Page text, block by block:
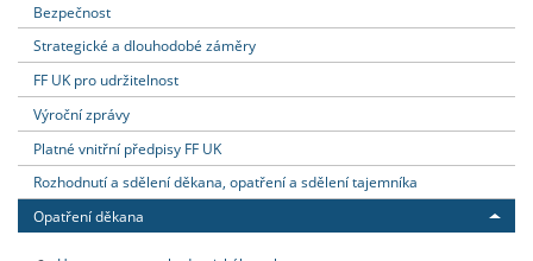
Bezpečnost
Strategické a dlouhodobé záměry
FF UK pro udržitelnost
Výroční zprávy
Platné vnitřní předpisy FF UK
Rozhodnutí a sdělení děkana, opatření a sdělení tajemníka
Opatření děkana